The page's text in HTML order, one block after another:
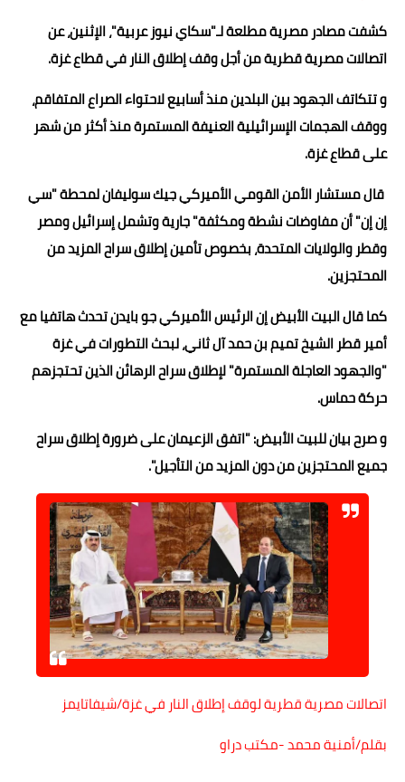
حوادث وقضايا
خدمات
الصحه والجمال
فن المطبخ
كشفت مصادر مصرية مطلعة لـ"سكاي نيوز عربية"، الإثنين، عن
اتصالات مصرية قطرية من أجل وقف إطلاق النار في قطاع غزة.
و تتكاتف الجهود بين البلدين منذ أسابيع لاحتواء الصراع المتفاقم،
ووقف الهجمات الإسرائيلية العنيفة المستمرة منذ أكثر من شهر
على قطاع غزة.
قال مستشار الأمن القومي الأميركي جيك سوليفان لمحطة "سي
إن إن" أن مفاوضات نشطة ومكثفة" جارية وتشمل إسرائيل ومصر
وقطر والولايات المتحدة، بخصوص تأمين إطلاق سراح المزيد من
المحتجزين.
كما قال البيت الأبيض إن الرئيس الأميركي جو بايدن تحدث هاتفيا مع
أمير قطر الشيخ تميم بن حمد آل ثاني، لبحث التطورات في غزة
"والجهود العاجلة المستمرة" لإطلاق سراح الرهائن الذين تحتجزهم
حركة حماس.
و صرح بيان للبيت الأبيض: "اتفق الزعيمان على ضرورة إطلاق سراح
جميع المحتجزين من دون المزيد من التأجيل".
اتصالات مصرية قطرية لوقف إطلاق النار في غزة/شيفاتايمز
بقلم/أمنية محمد -مكتب دراو